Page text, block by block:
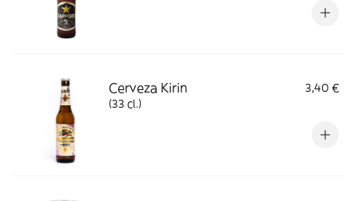
Cerveza Kirin
3,40 €
(33 cl.)